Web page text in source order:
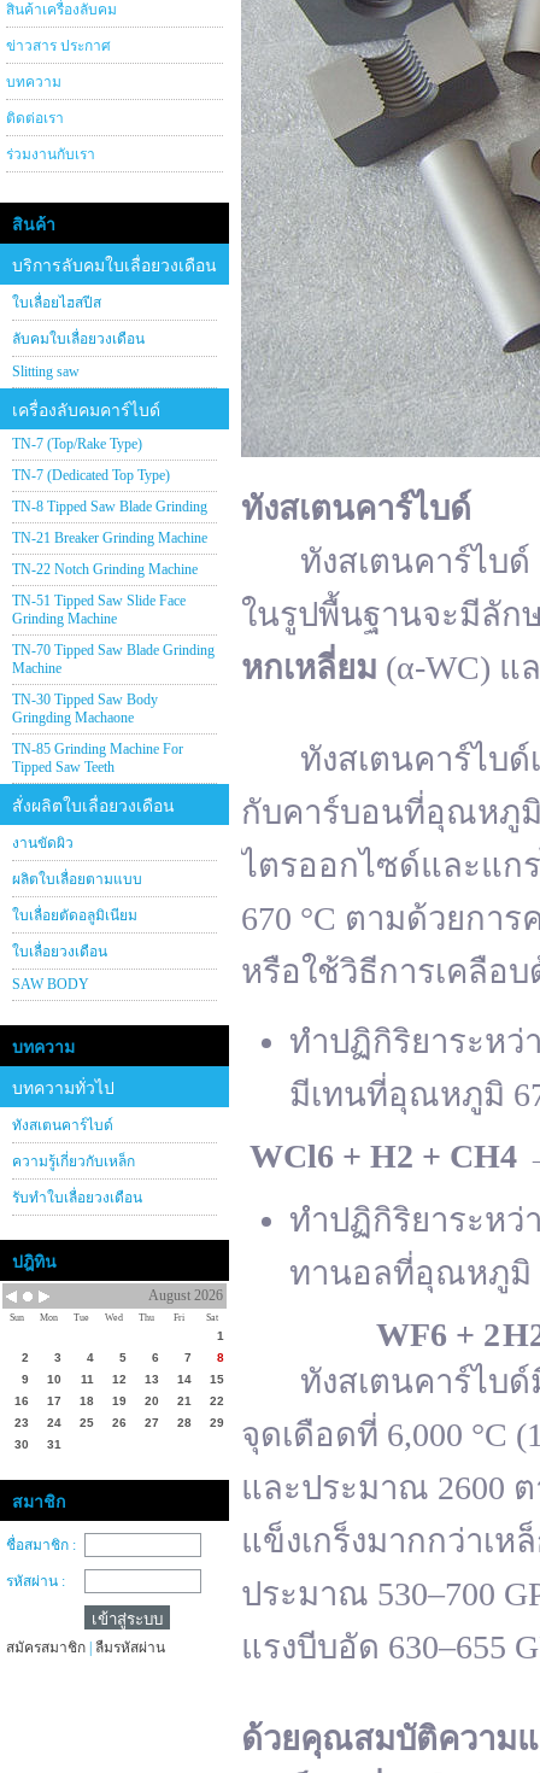
สินค้าเครื่องลับคม
ข่าวสาร ประกาศ
บทความ
ติดต่อเรา
ร่วมงานกับเรา
สินค้า
บริการลับคมใบเลื่อยวงเดือน
ใบเลื่อยไฮสปีส
ลับคมใบเลื่อยวงเดือน
Slitting saw
เครื่องลับคมคาร์ไบด์
TN-7 (Top/Rake Type)
TN-7 (Dedicated Top Type)
TN-8 Tipped Saw Blade Grinding
TN-21 Breaker Grinding Machine
TN-22 Notch Grinding Machine
TN-51 Tipped Saw Slide Face
Grinding Machine
TN-70 Tipped Saw Blade Grinding
Machine
TN-30 Tipped Saw Body
Gringding Machaone
TN-85 Grinding Machine For
Tipped Saw Teeth
สั่งผลิตใบเลื่อยวงเดือน
งานขัดผิว
ผลิตใบเลื่อยตามแบบ
ใบเลื่อยตัดอลูมิเนียม
ใบเลื่อยวงเดือน
SAW BODY
บทความ
บทความทั่วไป
ทังสเตนคาร์ไบด์
ความรู้เกี่ยวกับเหล็ก
รับทำใบเลื่อยวงเดือน
ปฎิทิน
August 2026
Sun Mon Tue Wed Thu Fri Sat
1
2
3 4 5 6 7
8
9
10 11 12 13 14
15
16
17 18 19 20 21
22
23
24 25 26 27 28
29
30
31
สมาชิก
ชื่อสมาชิก :
รหัสผ่าน :
สมัครสมาชิก ลืมรหัสผ่าน
ทังสเตนคาร์ไบด์
ทังสเตนคาร์ไบด์ (
ในรูปพื้นฐานจะมีลัก
หกเหลี่ยม (α-WC) แ
ทังสเตนคาร์ไบด์เ
กับคาร์บอนที่อุณหภูมิ
ไตรออกไซด์และแก
670 °C ตามด้วยกา
หรือใช้วิธีการเคลือบ
ทำปฏิกิริยาระหว่
มีเทนที่อุณหภูมิ
WCl6 + H2 + CH4
ทำปฏิกิริยาระหว่
ทานอลที่อุณหภูมิ
WF6 + 2 H
ทังสเตนคาร์ไบด์มี
จุดเดือดที่ 6,000 °C
และประมาณ 2600
แข็งเกร็งมากกว่าเ
ประมาณ 530–700
แรงบีบอัด 630–655
ด้วยคุณสมบัติความแ